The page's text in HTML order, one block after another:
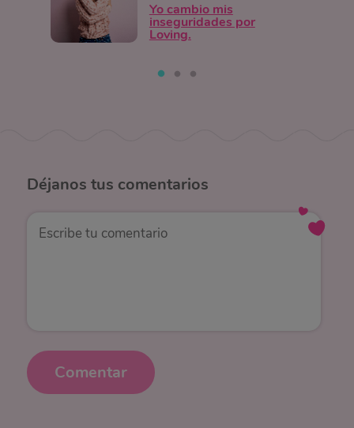
Yo cambio mis
inseguridades por
Loving.
Déjanos tus comentarios
Comentar